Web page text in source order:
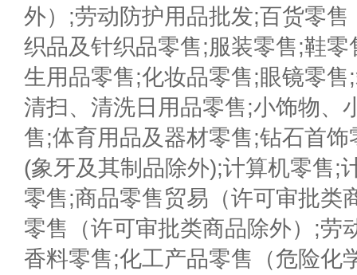
外）;劳动防护用品批发;百货零
织品及针织品零售;服装零售;鞋
生用品零售;化妆品零售;眼镜零
清扫、清洗日用品零售;小饰物、
售;体育用品及器材零售;钻石首
(象牙及其制品除外);计算机零售;
零售;商品零售贸易（许可审批类
零售（许可审批类商品除外）;劳
香料零售;化工产品零售（危险化